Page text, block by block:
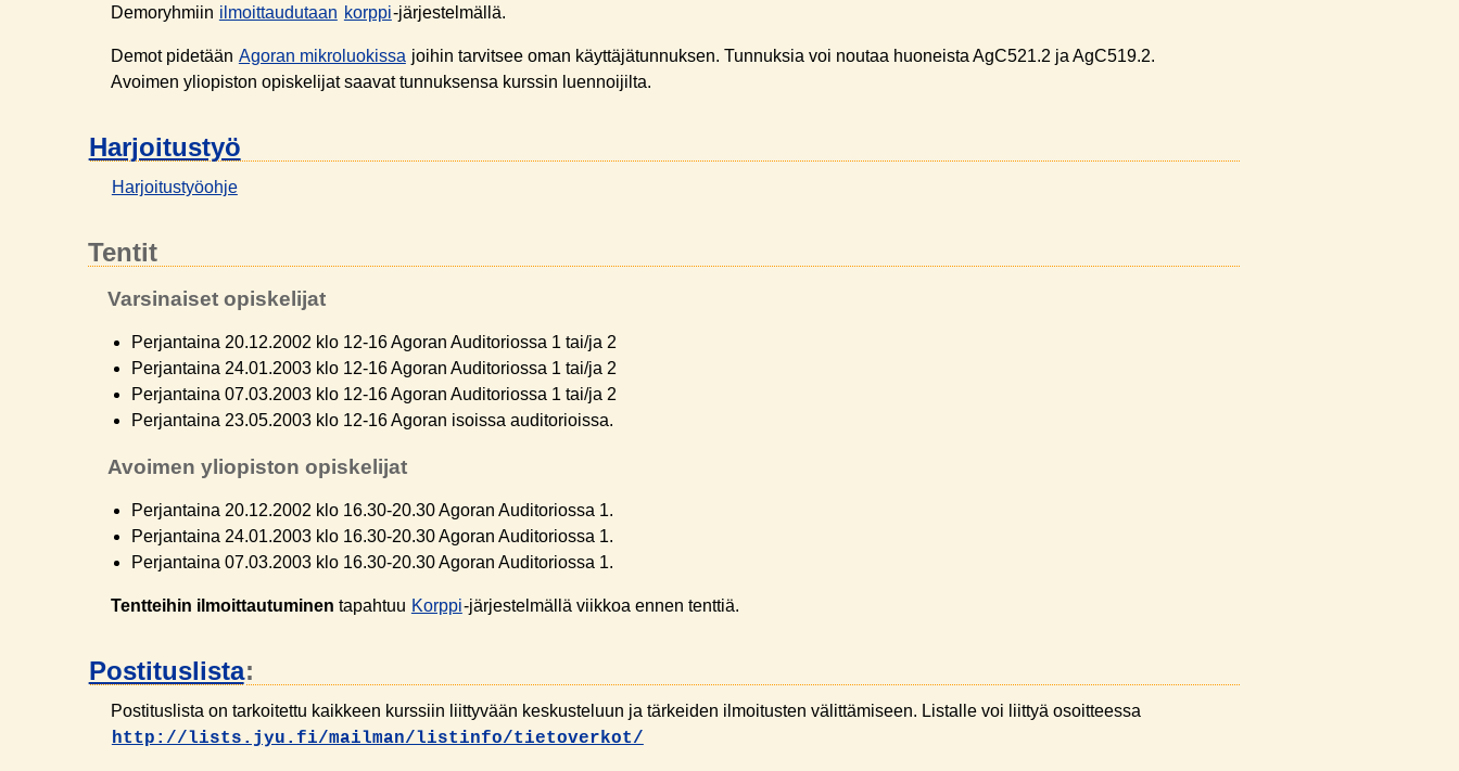
Demoryhmiin ilmoittaudutaan korppi-järjestelmällä.
Demot pidetään Agoran mikroluokissa joihin tarvitsee oman käyttäjätunnuksen. Tunnuksia voi noutaa huoneista AgC521.2 ja AgC519.2.
Avoimen yliopiston opiskelijat saavat tunnuksensa kurssin luennoijilta.
Harjoitustyö
Harjoitustyöohje
Tentit
Varsinaiset opiskelijat
Perjantaina 20.12.2002 klo 12-16 Agoran Auditoriossa 1 tai/ja 2
Perjantaina 24.01.2003 klo 12-16 Agoran Auditoriossa 1 tai/ja 2
Perjantaina 07.03.2003 klo 12-16 Agoran Auditoriossa 1 tai/ja 2
Perjantaina 23.05.2003 klo 12-16 Agoran isoissa auditorioissa.
Avoimen yliopiston opiskelijat
Perjantaina 20.12.2002 klo 16.30-20.30 Agoran Auditoriossa 1.
Perjantaina 24.01.2003 klo 16.30-20.30 Agoran Auditoriossa 1.
Perjantaina 07.03.2003 klo 16.30-20.30 Agoran Auditoriossa 1.
Tentteihin ilmoittautuminen tapahtuu Korppi-järjestelmällä viikkoa ennen tenttiä.
Postituslista:
Postituslista on tarkoitettu kaikkeen kurssiin liittyvään keskusteluun ja tärkeiden ilmoitusten välittämiseen. Listalle voi liittyä osoitteessa
http://lists.jyu.fi/mailman/listinfo/tietoverkot/